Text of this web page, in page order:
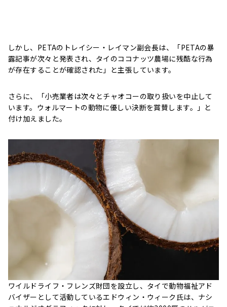
しかし、PETAのトレイシー・レイマン副会長は、「PETAの暴
露記事が次々と発表され、タイのココナッツ農場に残酷な行為
が存在することが確認された」と主張しています。
さらに、「小売業者は次々とチャオコーの取り扱いを中止して
います。ウォルマートの動物に優しい決断を賞賛します。」と
付け加えました。
ワイルドライフ・フレンズ財団を設立し、タイで動物福祉アド
バイザーとして活動しているエドウィン・ウィーク氏は、ナシ